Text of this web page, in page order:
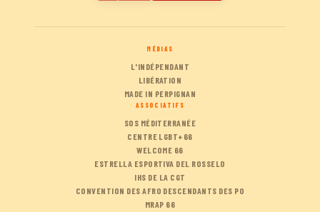
MÉDIAS
L'INDÉPENDANT
LIBÉRATION
MADE IN PERPIGNAN
ASSOCIATIFS
SOS MÉDITERRANÉE
CENTRE LGBT+66
WELCOME 66
ESTRELLA ESPORTIVA DEL ROSSELO
IHS DE LA CGT
CONVENTION DES AFRO DESCENDANTS DES PO
MRAP 66